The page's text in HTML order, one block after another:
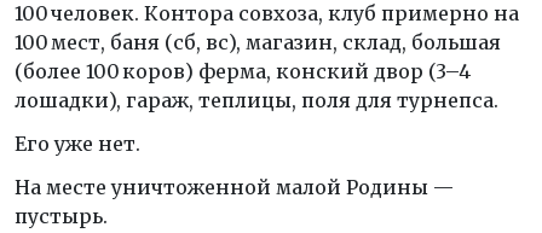
100 человек. Контора совхоза, клуб примерно на
100 мест, баня (сб, вс), магазин, склад, большая
(более 100 коров) ферма, конский двор (3–4
лошадки), гараж, теплицы, поля для турнепса.
Его уже нет.
На месте уничтоженной малой Родины —
пустырь.